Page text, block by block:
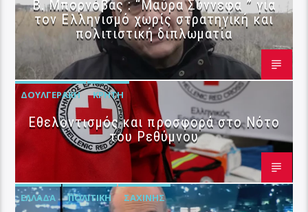
B. Μπορνόβας : “Μαύρα Σύννεφα ” για
τον Ελληνισμό χωρίς στρατηγική και
πολιτιστική διπλωματία
ΔΟΥΛΓΕΡΆΚΗ ΚΡΉΤΗ
Εθελοντισμός και προσφορά στο Νότο
του Ρεθύμνου
ΕΛΛΆΔΑ ΠΟΛΙΤΙΚΉ ΣΑΧΊΝΗΣ